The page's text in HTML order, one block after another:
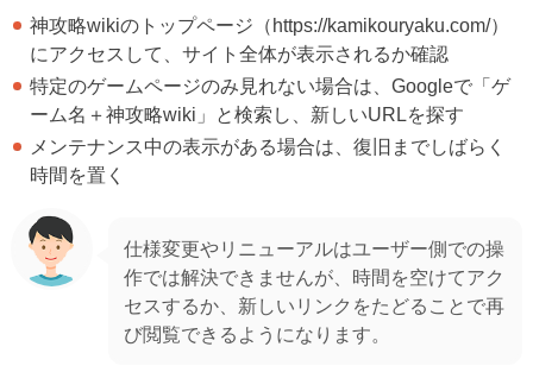
神攻略wikiのトップページ（https://kamikouryaku.com/）
にアクセスして、サイト全体が表示されるか確認
特定のゲームページのみ見れない場合は、Googleで「ゲ
ーム名＋神攻略wiki」と検索し、新しいURLを探す
メンテナンス中の表示がある場合は、復旧までしばらく
時間を置く
仕様変更やリニューアルはユーザー側での操
作では解決できませんが、時間を空けてアク
セスするか、新しいリンクをたどることで再
び閲覧できるようになります。